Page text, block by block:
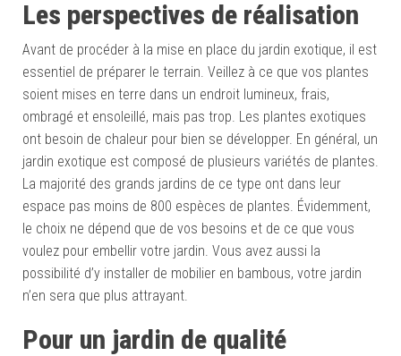
Les perspectives de réalisation
Avant de procéder à la mise en place du jardin exotique, il est
essentiel de préparer le terrain. Veillez à ce que vos plantes
soient mises en terre dans un endroit lumineux, frais,
ombragé et ensoleillé, mais pas trop. Les plantes exotiques
ont besoin de chaleur pour bien se développer. En général, un
jardin exotique est composé de plusieurs variétés de plantes.
La majorité des grands jardins de ce type ont dans leur
espace pas moins de 800 espèces de plantes. Évidemment,
le choix ne dépend que de vos besoins et de ce que vous
voulez pour embellir votre jardin. Vous avez aussi la
possibilité d’y installer de mobilier en bambous, votre jardin
n’en sera que plus attrayant.
Pour un jardin de qualité